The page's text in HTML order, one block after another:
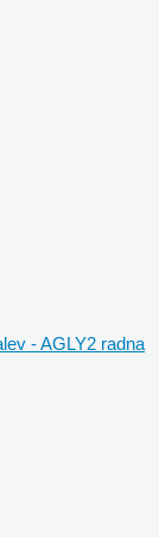
- AGLY2 radna